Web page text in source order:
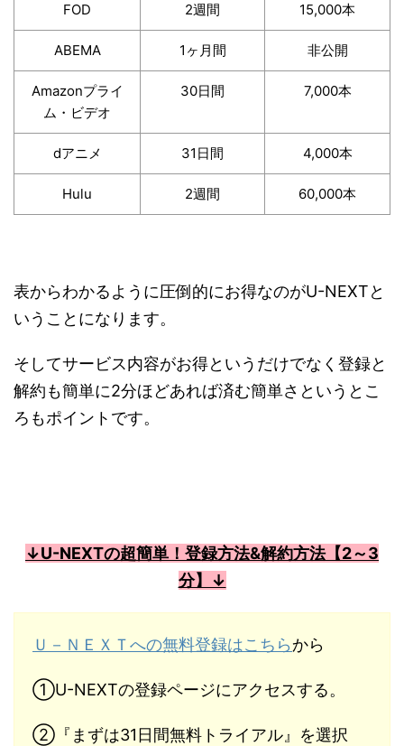
FOD 2週間 15,000本
ABEMA 1ヶ月間 非公開
Amazonプライ
ム・ビデオ
30日間 7,000本
dアニメ 31日間 4,000本
Hulu 2週間 60,000本
表からわかるように圧倒的にお得なのがU-NEXTと
いうことになります。
そしてサービス内容がお得というだけでなく登録と
解約も簡単に2分ほどあれば済む簡単さというとこ
ろもポイントです。
↓U-NEXTの超簡単！登録方法&解約方法【2～3
分】↓
Ｕ－ＮＥＸＴへの無料登録はこちらから
①U-NEXTの登録ページにアクセスする。
②『まずは31日間無料トライアル』を選択